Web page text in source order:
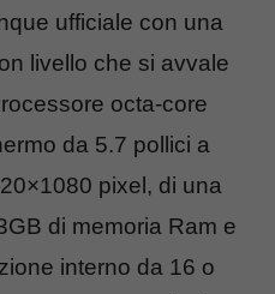
ufficiale con una
livello che si avvale
octa-core
da 5.7 pollici a
pixel, di una
di memoria Ram e
interno da 16 o